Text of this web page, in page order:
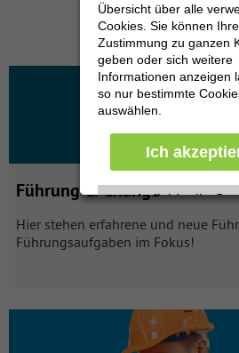
Loading
Führung & Change mit 21 Produkten
Führung & Change
Hier stehen erfahrene und neue
Führungsaufgaben im Fokus!
Blue Collar mit 39 Produkten öffnen
Übersicht über alle
Cookies. Sie können Ihre
Zustimmung zu ganzen
geben oder sich weitere
Informationen anzeigen
so nur bestimmte
auswählen.
Ich
Individuelle
Einstellungen
Datenschutzerklärung
Übersicht über alle
Cookies. Sie können Ihre
Zustimmung zu ganzen
geben oder sich weitere
Informationen anzeigen
so nur bestimmte
auswählen.
Ich
Individuelle
Einstellungen
Datenschutzerklärung